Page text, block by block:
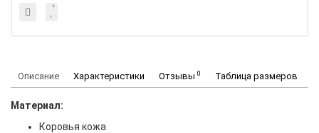
Описание Характеристики Отзывы 0 Таблица размеров
Материал:
Коровья кожа